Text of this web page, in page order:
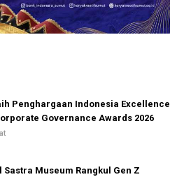
Penghargaan Indonesia Excellence
Governance Awards 2026
Sastra Museum Rangkul Gen Z